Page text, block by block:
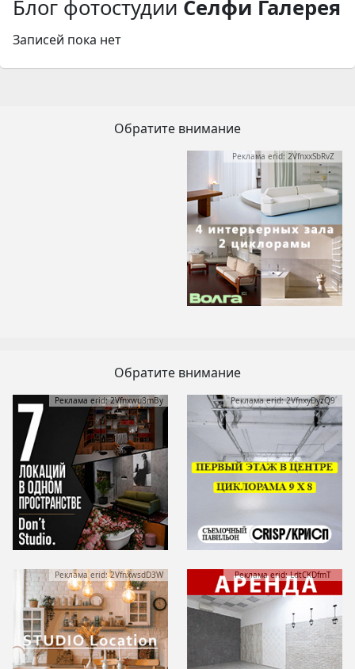
Блог фотостудии Селфи Галерея
Записей пока нет
Обратите внимание
Реклама erid: 2VfnxxSbRvZ
Обратите внимание
Реклама erid: 2Vfnxwu8mBy Реклама erid: 2VfnxyDyzQ9
Реклама erid: 2VfnxwsdD3W Реклама erid: LdtCKDfmT